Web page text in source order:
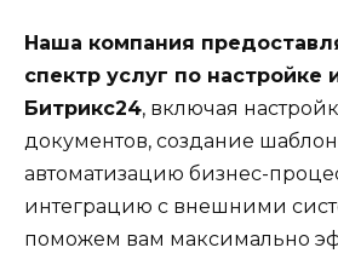
Наша компания
спектр услуг по настройке
Битрикс24, включая
документов, создание
автоматизацию бизнес-
интеграцию с внешними
поможем вам максимально